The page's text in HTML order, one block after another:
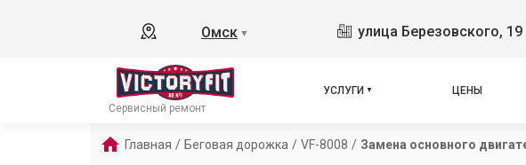
Омск ▼ улица Березовского, 19
Сервисный ремонт
УСЛУГИ ЦЕНЫ
Главная / Беговая дорожка / VF-8008 / Замена основного